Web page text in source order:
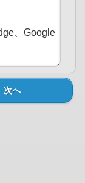
次へ